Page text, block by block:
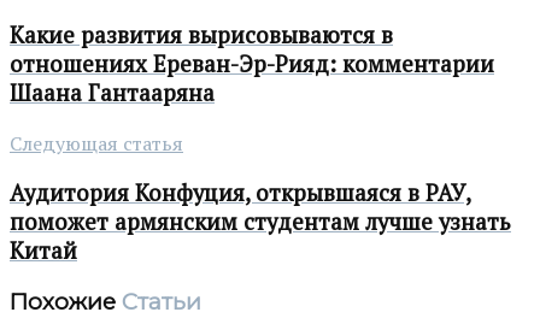
Какие развития вырисовываются в
отношениях Ереван-Эр-Рияд: комментарии
Шаана Гантааряна
Следующая статья
Аудитория Конфуция, открывшаяся в РАУ,
поможет армянским студентам лучше узнать
Китай
Похожие Статьи